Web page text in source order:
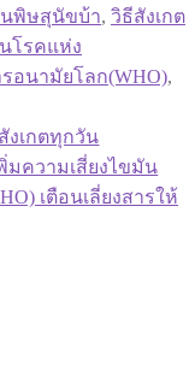
พิษสุนัขบ้า, วิธีสังเกต
โรคแห่ง
อนามัยโลก(WHO),
เกตทุกวัน
มความเสี่ยงไขมัน
เตือนเลี่ยงสารให้